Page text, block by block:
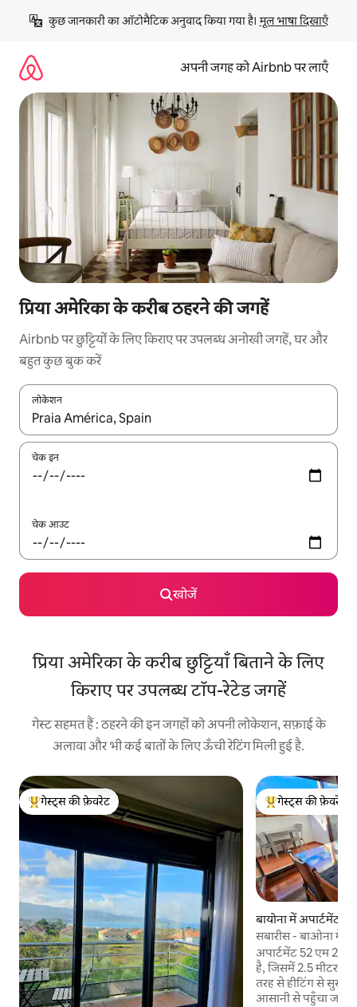
छोड़कर
कॉन्टेंट
कुछ जानकारी का ऑटोमैटिक अनुवाद किया गया है। मूल भाषा दिखाएँ
अपनी जगह को Airbnb पर लाएँ
प्रिया अमेरिका के करीब ठहरने की जगहें
Airbnb पर छुट्टियों के लिए किराए पर उपलब्ध अनोखी जगहें, घर और
बहुत कुछ बुक करें
लोकेशन
नतीजों के उपलब्ध होने पर, अप और डाउन 'ऐरो की' का इस्तेमाल करके नेविगेट
चेक इन
चेक आउट
खोजें
प्रिया अमेरिका के करीब छुट्टियाँ बिताने के लिए
किराए पर उपलब्ध टॉप-रेटेड जगहें
गेस्ट सहमत हैं : ठहरने की इन जगहों को अपनी लोकेशन, सफ़ाई के
अलावा और भी कई बातों के लिए ऊँची रेटिंग मिली हुई है.
गेस्ट्स का टॉप फ़ेवरेट
गेस्ट्स की फ़ेवरेट
गेस्ट्स का टॉप फ़ेवरेट
गेस्ट्स की फ़ेवरेट
बायोना में अपार्टमेंट
सबारीस - बाओना में
तट से .6 किमी दूर
अपार्टमेंट 52 एम 2
है, जिसमें 2.5 मीटर 2
तरह से हीटिंग से
आसानी से पहुँचा जा